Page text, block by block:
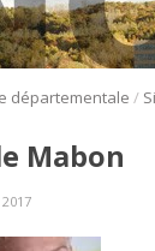
départementale /
Mabon